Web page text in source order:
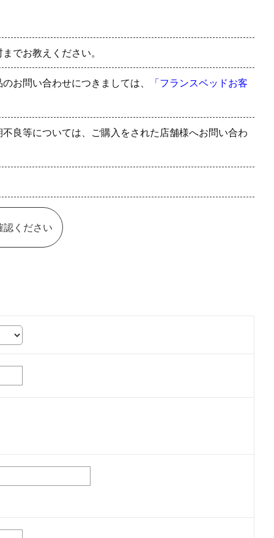
でお教えください。
お問い合わせにつきましては、 「フランスベッドお客
良等については、ご購入をされた店舗様へお問い合わ
認ください